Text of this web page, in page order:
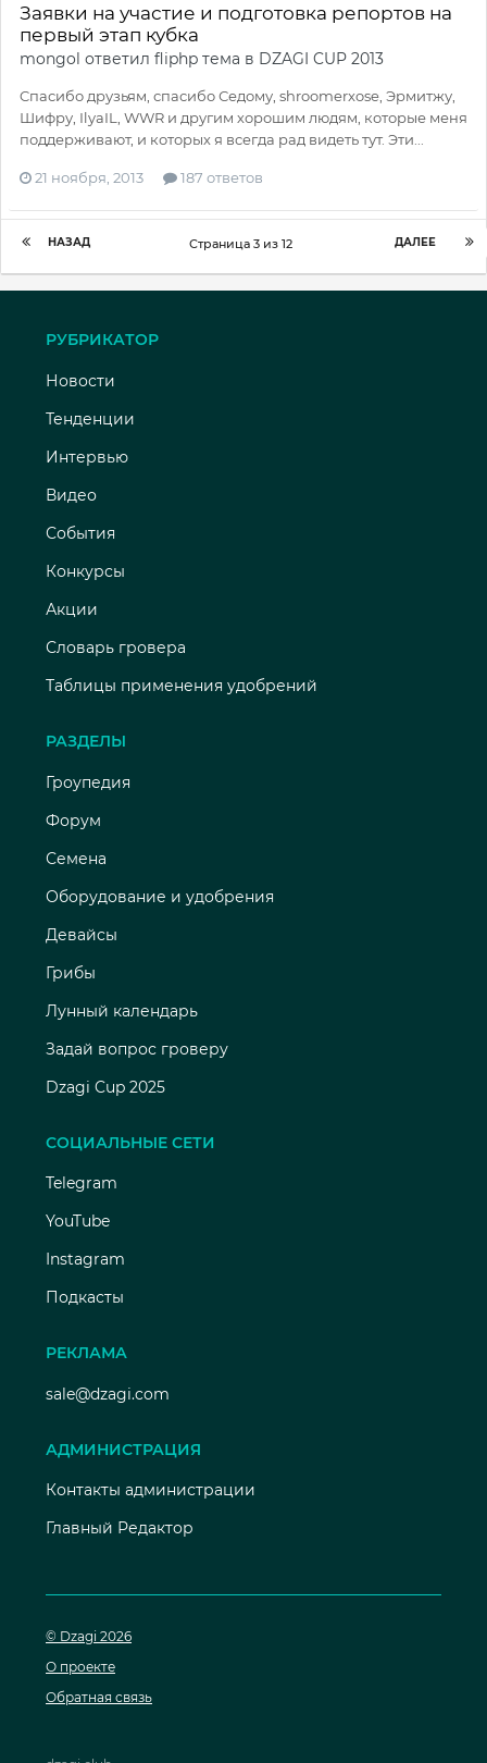
Заявки на участие и подготовка репортов на
первый этап кубка
mongol ответил fliphp тема в DZAGI CUP 2013
Cпасибо друзьям, спасибо Седому, shroomerxose, Эрмитжу,
Шифру, IlyaIL, WWR и другим хорошим людям, которые меня
поддерживают, и которых я всегда рад видеть тут. Эти...
21 ноября, 2013 187 ответов
НАЗАД ДАЛЕЕ
Страница 3 из 12
РУБРИКАТОР
Новости
Тенденции
Интервью
Видео
События
Конкурсы
Акции
Словарь гровера
Таблицы применения удобрений
РАЗДЕЛЫ
Гроупедия
Форум
Семена
Оборудование и удобрения
Девайсы
Грибы
Лунный календарь
Задай вопрос гроверу
Dzagi Cup 2025
СОЦИАЛЬНЫЕ СЕТИ
Telegram
YouTube
Instagram
Подкасты
РЕКЛАМА
sale@dzagi.com
АДМИНИСТРАЦИЯ
Контакты администрации
Главный Редактор
© Dzagi 2026
О проекте
Обратная связь